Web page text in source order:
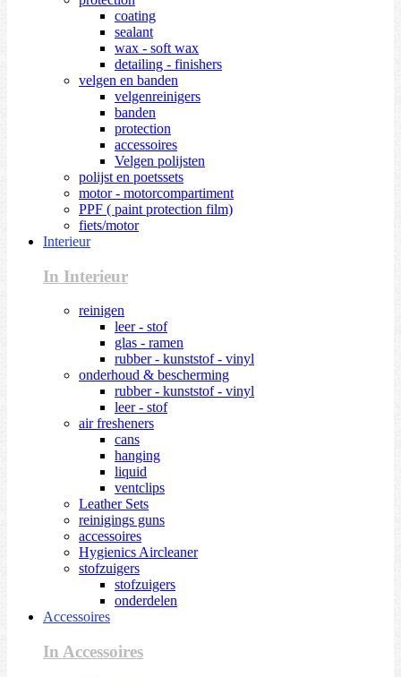
coating
sealant
wax - soft wax
detailing - finishers
velgen en banden
velgenreinigers
banden
protection
accessoires
Velgen polijsten
polijst en poetssets
motor - motorcompartiment
PPF ( paint protection film)
fiets/motor
Interieur
In Interieur
reinigen
leer - stof
glas - ramen
rubber - kunststof - vinyl
onderhoud & bescherming
rubber - kunststof - vinyl
leer - stof
air fresheners
cans
hanging
liquid
ventclips
Leather Sets
reinigings guns
accessoires
Hygienics Aircleaner
stofzuigers
stofzuigers
onderdelen
Accessoires
In Accessoires